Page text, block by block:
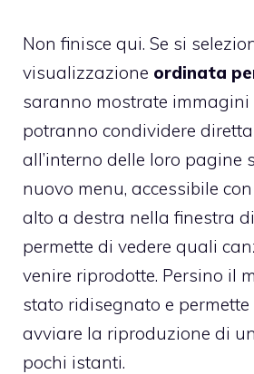
Non finisce qui. Se si
visualizzazione ordinata
saranno mostrate immagini
potranno condividere
all’interno delle loro pagine
nuovo menu, accessibile
alto a destra nella finestra di
permette di vedere quali
venire riprodotte. Persino il
stato ridisegnato e permette
avviare la riproduzione di
pochi istanti.